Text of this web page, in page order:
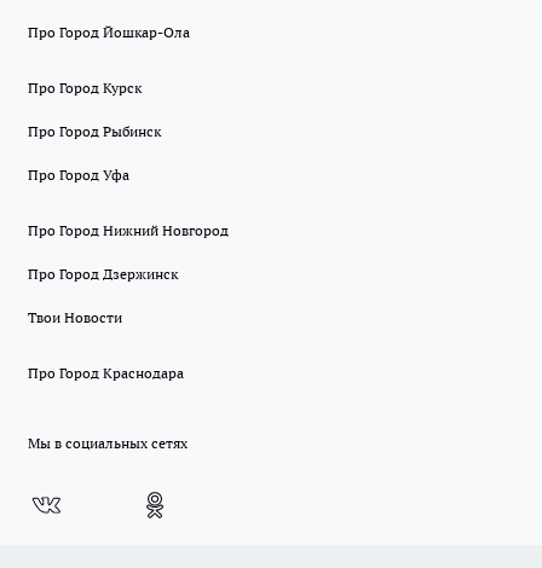
Про Город Йошкар-Ола
Про Город Курск
Про Город Рыбинск
Про Город Уфа
Про Город Нижний Новгород
Про Город Дзержинск
Твои Новости
Про Город Краснодара
Мы в социальных сетях